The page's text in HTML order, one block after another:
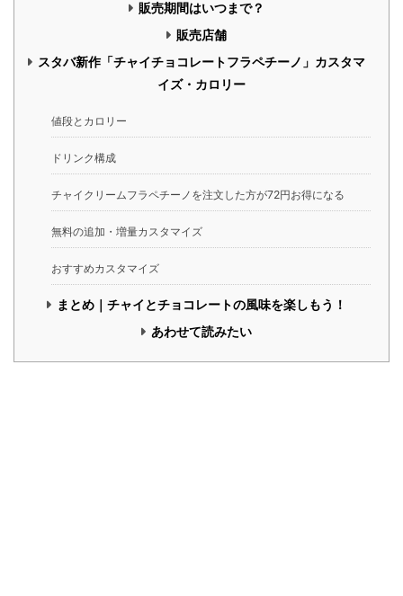
販売期間はいつまで？
販売店舗
スタバ新作「チャイチョコレートフラペチーノ」カスタマ
イズ・カロリー
値段とカロリー
ドリンク構成
チャイクリームフラペチーノを注文した方が72円お得になる
無料の追加・増量カスタマイズ
おすすめカスタマイズ
まとめ｜チャイとチョコレートの風味を楽しもう！
あわせて読みたい